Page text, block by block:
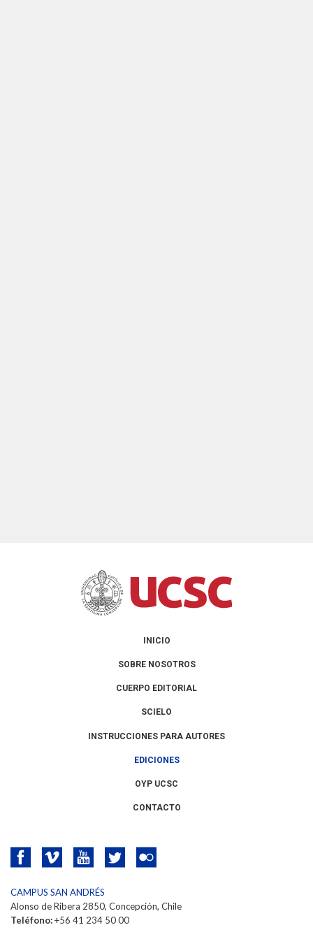
INICIO
SOBRE NOSOTROS
CUERPO EDITORIAL
SCIELO
INSTRUCCIONES PARA AUTORES
EDICIONES
OYP UCSC
CONTACTO
CAMPUS SAN ANDRÉS
Alonso de Ribera 2850, Concepción, Chile
Teléfono:+56 41 234 50 00